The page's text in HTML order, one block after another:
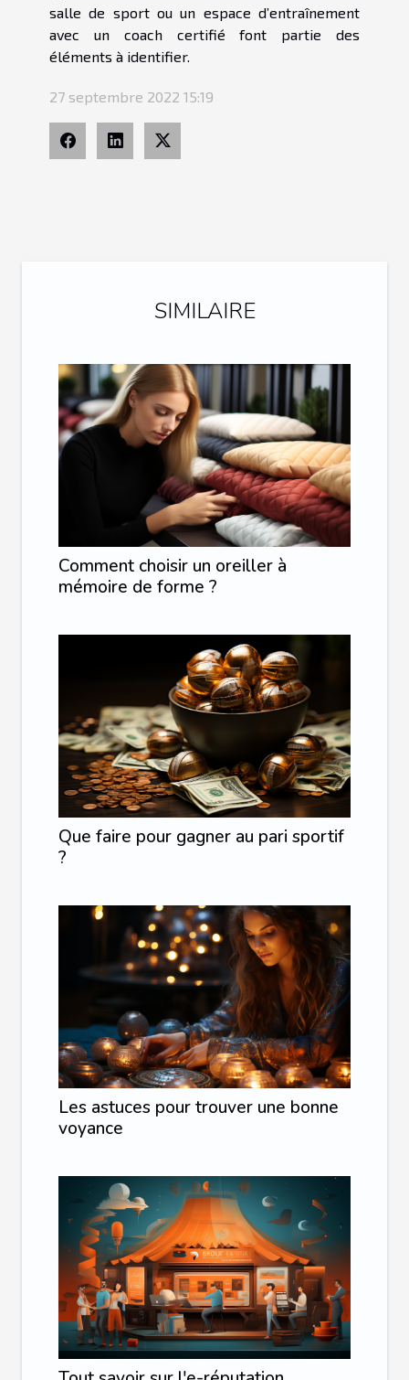
salle de sport ou un espace d’entraînement
avec un coach certifié font partie des
éléments à identifier.
27 septembre 2022 15:19
SIMILAIRE
Comment choisir un oreiller à
mémoire de forme ?
Que faire pour gagner au pari sportif
?
Les astuces pour trouver une bonne
voyance